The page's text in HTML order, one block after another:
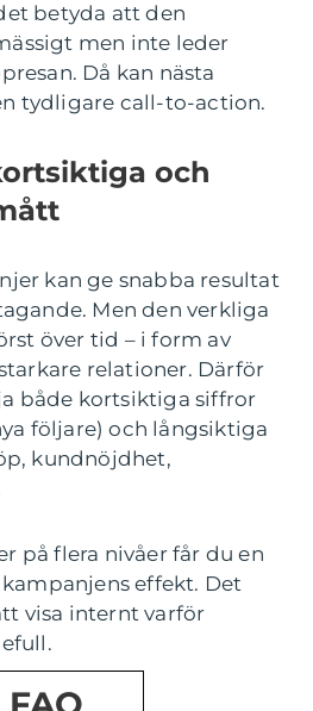
betyda att den
men inte leder
Då kan nästa
tydligare call-to-action.
och
kan ge snabba resultat
Men den verkliga
över tid – i form av
relationer. Därför
både kortsiktiga siffror
följare) och långsiktiga
kundnöjdhet,
på flera nivåer får du en
effekt. Det
visa internt varför